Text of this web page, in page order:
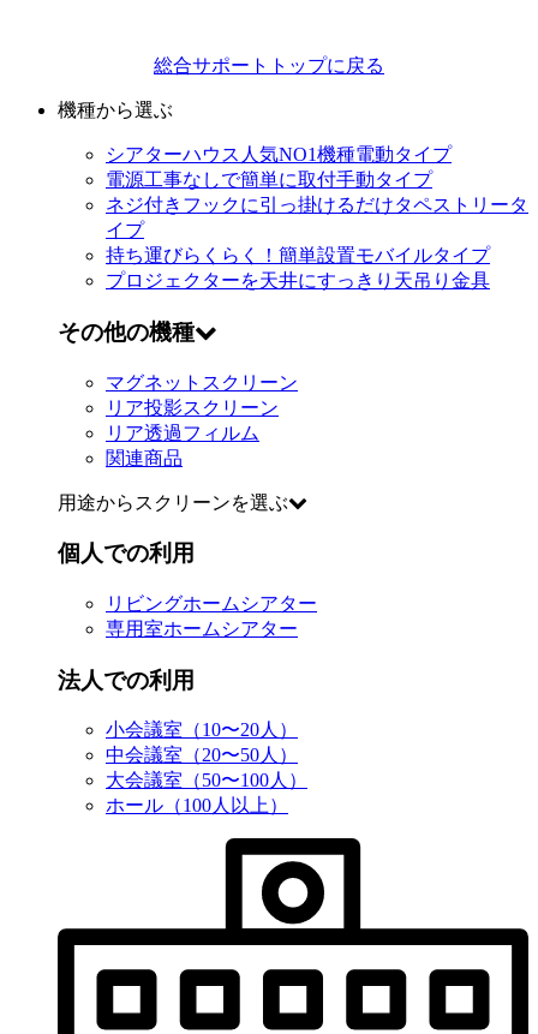
総合サポートトップに戻る
機種から選ぶ
シアターハウス人気NO1機種電動タイプ
電源工事なしで簡単に取付手動タイプ
ネジ付きフックに引っ掛けるだけタペストリータ
イプ
持ち運びらくらく！簡単設置モバイルタイプ
プロジェクターを天井にすっきり 天吊り金具
その他の機種
マグネットスクリーン
リア投影スクリーン
リア透過フィルム
関連商品
用途からスクリーンを選ぶ
個人での利用
リビングホームシアター
専用室ホームシアター
法人での利用
小会議室（10〜20人）
中会議室（20〜50人）
大会議室（50〜100人）
ホール（100人以上）